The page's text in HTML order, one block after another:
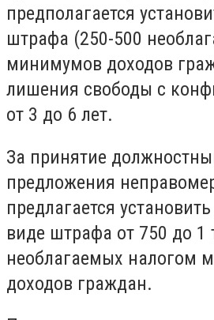
предполагается
штрафа (250-500
минимумов доходов
лишения свободы с
от 3 до 6 лет.
За принятие
предложения
предлагается
виде штрафа от 750 до 1
необлагаемых налогом
доходов граждан.